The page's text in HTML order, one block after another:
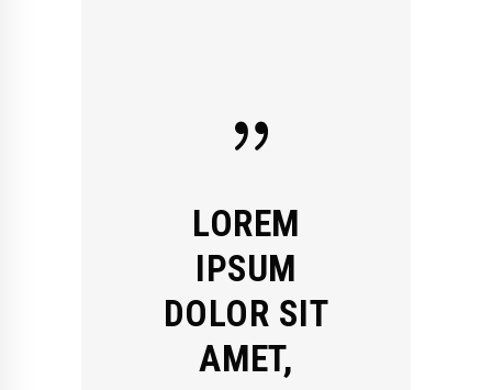
LOREM
IPSUM
DOLOR SIT
AMET,